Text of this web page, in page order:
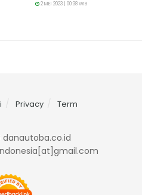
2 MEI 2023 | 00:38 WIB
Privacy Term